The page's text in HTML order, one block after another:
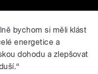
bychom si měli klást
energetice a
dohodu a zlepšovat